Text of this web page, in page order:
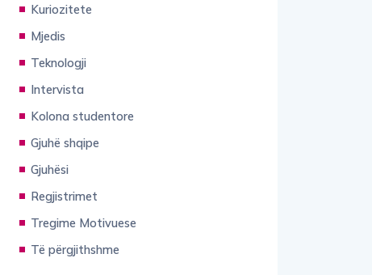
Kuriozitete
Mjedis
Teknologji
Intervista
Kolona studentore
Gjuhë shqipe
Gjuhësi
Regjistrimet
Tregime Motivuese
Të përgjithshme